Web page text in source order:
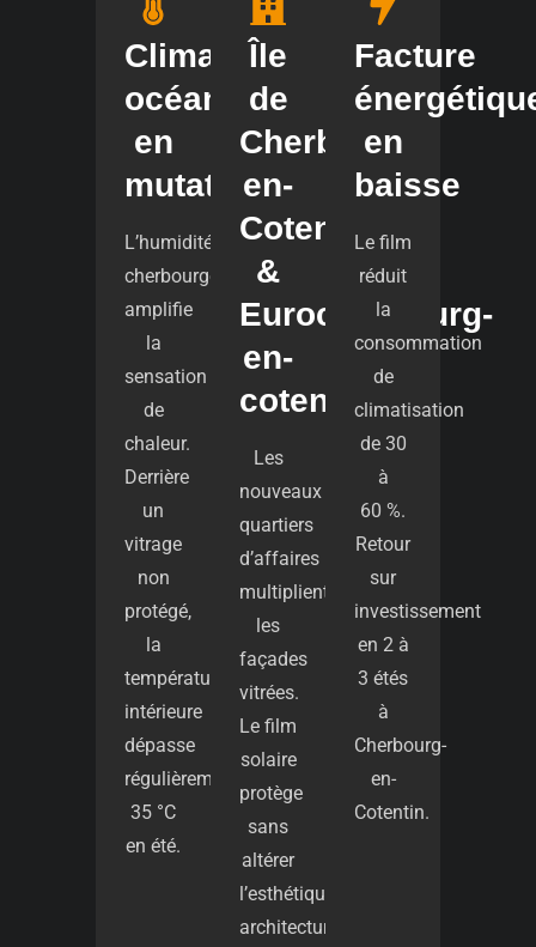
Climat
océanique
en
mutation
L’humidité
cherbourgeoise
amplifie
la
sensation
de
chaleur.
Derrière
un
vitrage
non
protégé,
la
température
intérieure
dépasse
régulièrement
35 °C
en été.
Île
de
Cherbourg-
en-
Cotentin
&
Eurocherbourg-
en-
cotentin
Les
nouveaux
quartiers
d’affaires
multiplient
les
façades
vitrées.
Le film
solaire
protège
sans
altérer
l’esthétique
architecturale
Facture
en
baisse
Le film
réduit
la
consommation
de
climatisation
de 30
à
60 %.
Retour
sur
investissement
en 2 à
3 étés
à
Cherbourg-
en-
Cotentin.